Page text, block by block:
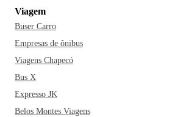
Viagem
Buser Carro
Empresas de ônibus
Viagens Chapecó
Bus X
Expresso JK
Belos Montes Viagens